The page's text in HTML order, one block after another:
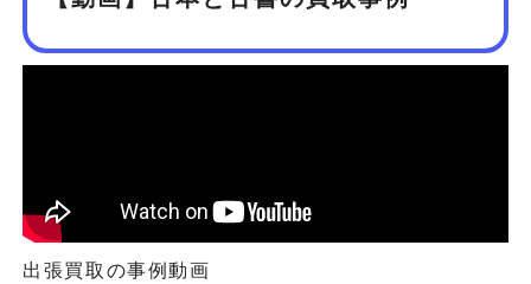
出張買取の事例動画